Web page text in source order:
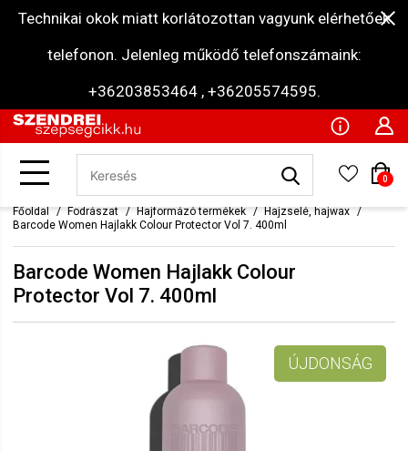
Technikai okok miatt korlátozottan vagyunk elérhetőek
telefonon. Jelenleg működő telefonszámaink:
+36203853464 , +36205574595.
0
Főoldal Fodrászat Hajformázó termékek
Hajzselé, hajwax
Barcode Women Hajlakk Colour Protector Vol 7. 400ml
Barcode Women Hajlakk Colour
Protector Vol 7. 400ml
ÚJDONSÁG